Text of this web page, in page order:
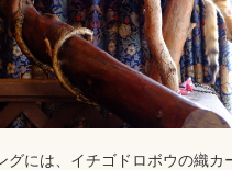
グには、イチゴドロボウの織カ